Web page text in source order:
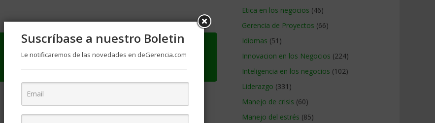
Etica en los negocios (46)
Gerencia de Proyectos (66)
Idiomas (51)
Innovacion en los Negocios (224)
Inteligencia en los negocios (102)
Liderazgo (331)
Manejo de crisis (60)
Manejo del estrés (85)
Suscríbase a nuestro Boletin
Le notificaremos de las novedades en deGerencia.com